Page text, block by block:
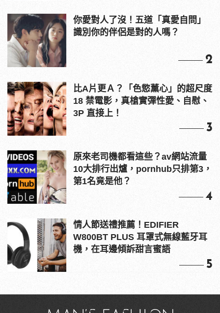
你愛對人了沒！五道「真愛自問」
識別你的伴侶是對的人嗎？
2
比A片更Ａ？「色慾薰心」的超尺度
18 禁電影，真槍實彈性愛、自慰、
3P 直接上！
3
原來老司機都看這些？av網站流量
10大排行出爐，pornhub只排第3，
第1名竟是他？
4
情人節送禮推薦！EDIFIER
W800BT PLUS 耳罩式無線藍牙耳
機，在耳邊傾訴甜言蜜語
5